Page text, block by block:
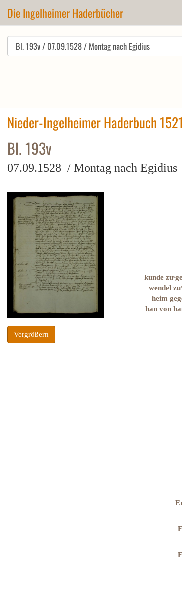
Die Ingelheimer Haderbücher
Nieder-Ingelheimer Haderbuch
Bl. 193v
07.09.1528 / Montag nach Egidius
Vergrößern
kunde
wendel
heim
han von